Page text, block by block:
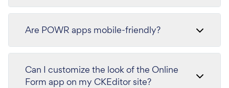
Are POWR apps mobile-friendly?
Can I customize the look of the Online
Form app on my CKEditor site?